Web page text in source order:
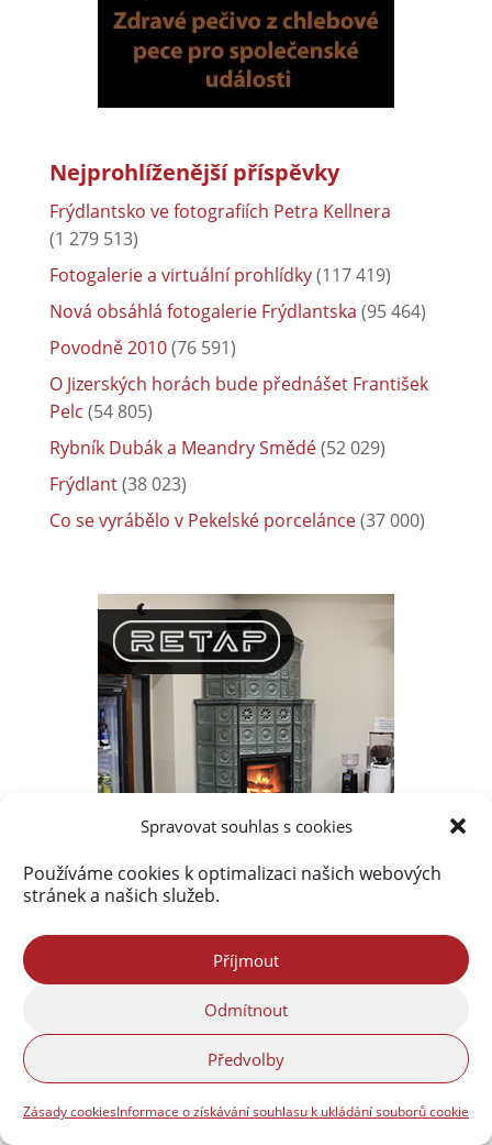
Spravovat souhlas s cookies
Používáme cookies k optimalizaci našich webových
stránek a našich služeb.
Příjmout
Odmítnout
Předvolby
Zásady cookiesInformace o získávání souhlasu k ukládání souborů cookie
Nejprohlíženější příspěvky
Frýdlantsko ve fotografiích Petra Kellnera
(1 279 513)
Fotogalerie a virtuální prohlídky(117 419)
Nová obsáhlá fotogalerie Frýdlantska (95 464)
Povodně 2010(76 591)
O Jizerských horách bude přednášet František
Pelc (54 805)
Rybník Dubák a Meandry Smědé(52 029)
Frýdlant(38 023)
Co se vyrábělo v Pekelské porcelánce(37 000)
Nejnovější komentáře
Petr Jeřábek:Hejnické VínoHraní 2026
Volná pracovní místa ve